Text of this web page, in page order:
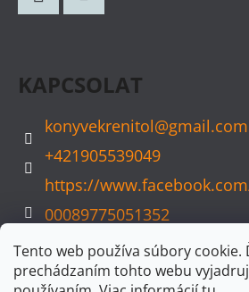
Tento web používa súbory cookie.
prechádzaním tohto webu
KAPCSOLAT
konyvekrenitol@gmail.com
+421905539049
https://
00089775051352
konyvvarazs